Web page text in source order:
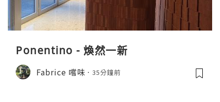
Ponentino - 煥然一新
Fabrice 嚐味 35分鐘前